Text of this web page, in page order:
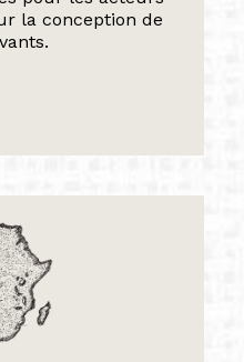
la conception de